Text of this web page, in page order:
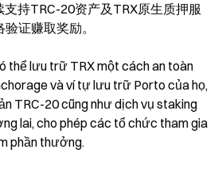
持TRC-20资产及TRX原生质押服
证赚取奖励。
thể lưu trữ TRX một cách an toàn
và ví tự lưu trữ Porto của họ,
TRC-20 cũng như dịch vụ staking
lai, cho phép các tổ chức tham gia
phần thưởng.